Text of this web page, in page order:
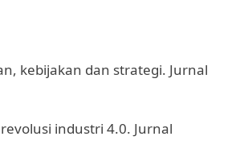
kebijakan dan strategi. Jurnal
industri 4.0. Jurnal